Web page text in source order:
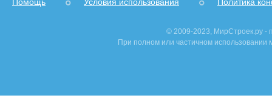
© 2009-2023, МирСтроек.ру -
При полном или частичном использовании